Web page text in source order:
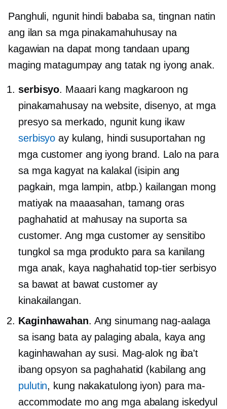
Panghuli, ngunit hindi bababa sa, tingnan natin
ang ilan sa mga pinakamahuhusay na
kagawian na dapat mong tandaan upang
maging matagumpay ang tatak ng iyong anak.
serbisyo. Maaari kang magkaroon ng
pinakamahusay na website, disenyo, at mga
presyo sa merkado, ngunit kung ikaw
serbisyo ay kulang, hindi susuportahan ng
mga customer ang iyong brand. Lalo na para
sa mga kagyat na kalakal (isipin ang
pagkain, mga lampin, atbp.) kailangan mong
matiyak na maaasahan, tamang oras
paghahatid at mahusay na suporta sa
customer. Ang mga customer ay sensitibo
tungkol sa mga produkto para sa kanilang
mga anak, kaya naghahatidtop-tierserbisyo
sa bawat at bawat customer ay
kinakailangan.
Kaginhawahan. Ang sinumang nag-aalaga
sa isang bata ay palaging abala, kaya ang
kaginhawahan ay susi. Mag-alok ng iba't
ibang opsyon sa paghahatid (kabilang ang
pulutin, kung nakakatulong iyon) para ma-
accommodate mo ang mga abalang iskedyul